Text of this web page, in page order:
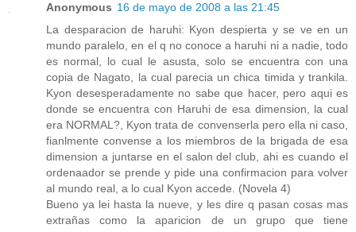
Anonymous 16 de mayo de 2008 a las 21:45
La desparacion de haruhi: Kyon despierta y se ve en un
mundo paralelo, en el q no conoce a haruhi ni a nadie, todo
es normal, lo cual le asusta, solo se encuentra con una
copia de Nagato, la cual parecia un chica timida y trankila.
Kyon desesperadamente no sabe que hacer, pero aqui es
donde se encuentra con Haruhi de esa dimension, la cual
era NORMAL?, Kyon trata de convenserla pero ella ni caso,
fianlmente convense a los miembros de la brigada de esa
dimension a juntarse en el salon del club, ahi es cuando el
ordenaador se prende y pide una confirmacion para volver
al mundo real, a lo cual Kyon accede. (Novela 4)
Bueno ya lei hasta la nueve, y les dire q pasan cosas mas
extrañas como la aparicion de un grupo que tiene